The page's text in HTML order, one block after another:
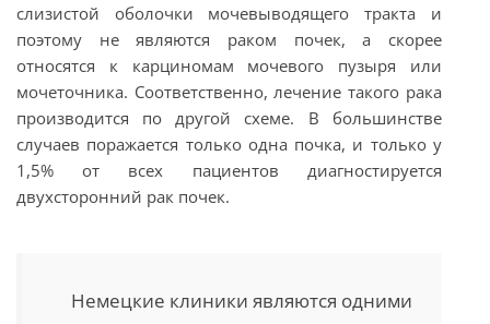
слизистой оболочки мочевыводящего тракта и
поэтому не являются раком почек, а скорее
относятся к карциномам мочевого пузыря или
мочеточника. Соответственно, лечение такого рака
производится по другой схеме. В большинстве
случаев поражается только одна почка, и только у
1,5% от всех пациентов диагностируется
двухсторонний рак почек.
Немецкие клиники являются одними